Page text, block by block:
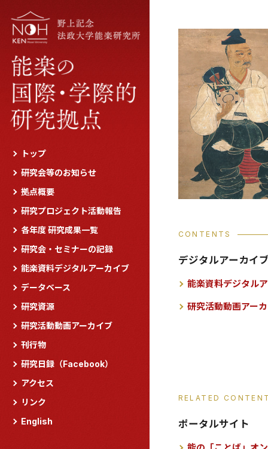
トップ
研究会等のお知らせ
拠点概要
研究プロジェクト活動報告
各年度 研究成果一覧
研究会・セミナーの記録
能楽資料デジタルアーカイブ
データベース
研究資源
研究活動動画アーカイブ
刊行物
研究日録（Facebook）
アクセス
リンク
English
CONTENTS
デジタルアーカイ
能楽資料デジタル
研究活動動画アー
RELATED
ポータルサイト